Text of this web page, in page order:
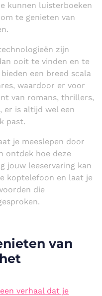
kunnen luisterboeken
te genieten van
zijn
ooit te vinden en te
een breed scala
waardoor er voor
van romans, thrillers,
er is altijd wel een
past.
je meeslepen door
ontdek hoe deze
jouw leeservaring kan
koptelefoon en laat je
die
van
verhaal dat je